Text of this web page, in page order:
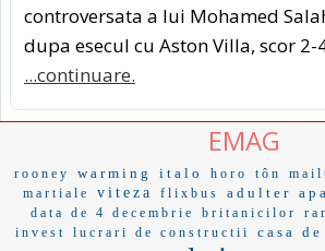
controversata a lui Mohamed
dupa esecul cu Aston Villa, scor 2-
...continuare.
EMAG
rooney warming italo horo tôn
martiale
viteza flixbus adulter
data de 4 decembrie britanicilor
invest
lucrari de constructii casa de